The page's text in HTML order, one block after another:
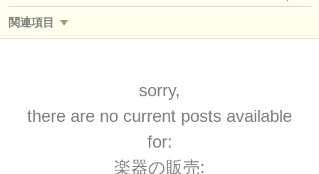
求人情報 (管理者関連の職)
コンクール
関連項目
求人情報 (教育関連の職): ハープ (1)
講習会: ハープ (4)
sorry,
there are no current posts available
for:
楽器の販売: